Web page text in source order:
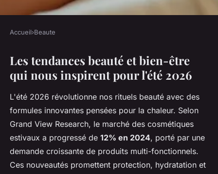
Beauté et bien-être : les
tendances incontournables de
l'été 2026
Gabrielle • 16 janvier 2026 • 7 min de lecture
Accueil›Beaute
Les tendances beauté et bien-être
qui nous inspirent pour l'été 2026
L'été 2026 révolutionne nos rituels beauté avec des
formules innovantes pensées pour la chaleur. Selon
Grand View Research, le marché des cosmétiques
estivaux a progressé de 12% en 2024, porté par une
demande croissante de produits multi-fonctionnels.
Ces nouveautés promettent protection, hydratation et